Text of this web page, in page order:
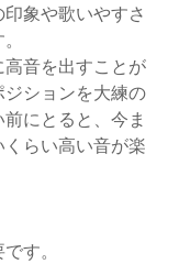
象や歌いやすさ
音を出すことが
ションを大練の
にとると、今ま
らい高い音が楽
す。